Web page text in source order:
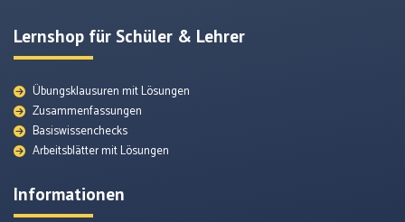
Lernshop für Schüler & Lehrer
Übungsklausuren mit Lösungen
Zusammenfassungen
Basiswissenchecks
Arbeitsblätter mit Lösungen
Informationen